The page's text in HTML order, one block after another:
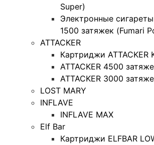
Super)
Электронные
1500 затяжек (Fumari
ATTACKER
Картриджи ATTACKER
ATTACKER 4500
ATTACKER 3000
LOST MARY
INFLAVE
INFLAVE MAX
Elf Bar
Картриджи ELFBAR